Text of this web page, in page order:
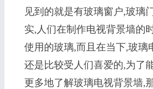
见到的就是有玻璃窗户,玻璃
实,人们在制作电视背景墙的
使用的玻璃,而且在当下,玻璃
还是比较受人们喜爱的,为了
更多地了解玻璃电视背景墙,